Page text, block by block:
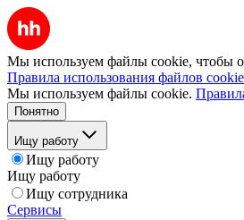
Мы используем файлы cookie, чтобы
Правила использования файлов cookie
Мы используем файлы cookie.
Понятно
Ищу работу
Ищу работу
Ищу работу
Ищу сотрудника
Сервисы